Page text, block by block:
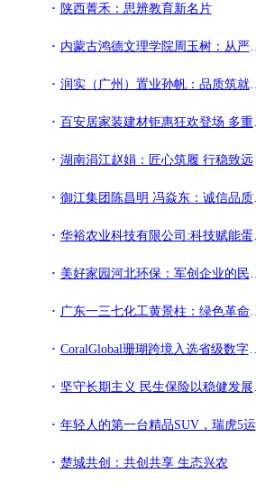
陕西菁禾：思辨教育新名片
内蒙古鸿德文理学院周玉树：从严治校 特色办学
润实（广州）置业孙帆：品质筑就人居标杆
百安居家装建材钜惠狂欢登场 多重福利助力消费者轻松焕新家
湖南涓江赵娟：匠心筑履 行稳致远
御江集团陈昌明 冯焱东：诚信品质启新程
华裕农业科技有限公司:科技赋能蛋鸡产业
美好家园河北环保：军创企业的民生担当
广东一三七化工黄景柱：绿色革命的践行者
CoralGlobal珊瑚跨境入选省级数字贸易高质量发展重点项目
坚守长期主义 民生保险以稳健发展践行保险为民初心
年轻人的第一台精品SUV，瑞虎5运动版为何值得入手？
楚城共创：共创共享 生态兴农